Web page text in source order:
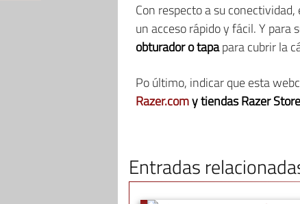
Con respecto a su
un acceso rápido y fácil. Y para
obturador o tapapara cubrir la
Po último, indicar que esta
Razer.comy tiendas Razer Store
Entradas